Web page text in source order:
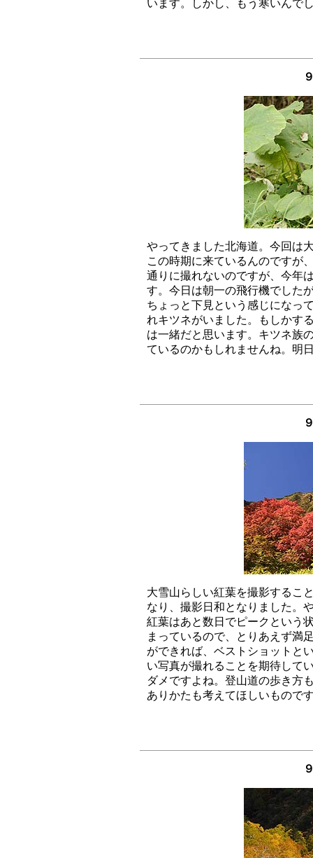
やってきました北海道。今回は
この時期に来ているんのですが
通りに撮れないのですが、今年
す。今日は朝一の飛行機でした
ちょっと下見という感じになっ
れキツネがいました。もしかす
は一緒だと思います。キツネ族
大雪山らしい紅葉を撮影するこ
なり、撮影日和となりました。
紅葉はあと数日でピークという
まっているので、とりあえず満
ができれば、ベストショットと
い写真が撮れることを期待して
ダメですよね。登山道の歩き方